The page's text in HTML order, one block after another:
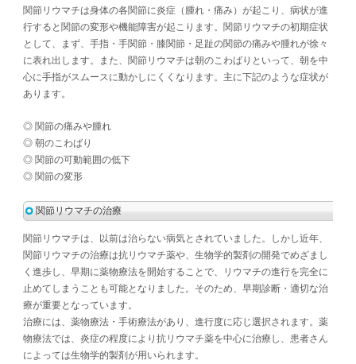
関節リウマチは身体の各関節に炎症（腫れ・痛み）が起こり、病状が進
行すると関節の変形や機能障害が起こります。関節リウマチの初期症状
として、まず、手指・手関節・膝関節・足趾の関節の痛みや腫れが徐々
に表れ出します。また、関節リウマチは朝のこわばりといって、朝を中
心に手指がスムースに動かしにくくなります。主に下記のような症状が
あります。
◎ 関節の痛みや腫れ
◎ 朝のこわばり
◎ 関節の可動範囲の低下
◎ 関節の変形
関節リウマチの治療
関節リウマチは、以前は治らない病気とされていました。しかし近年、
関節リウマチの治療は抗リウマチ薬や、生物学的製剤の開発でめざまし
く進歩し、早期に薬物療法を開始することで、リウマチの進行を完全に
止めてしまうことも可能となりました。そのため、早期診断・適切な治
療が重要となっています。
治療には、薬物療法・手術療法があり、進行度に応じ選択されます。薬
物療法では、炎症の程度により抗リウマチ薬を中心に治療し、患者さん
によっては生物学的製剤が用いられます。